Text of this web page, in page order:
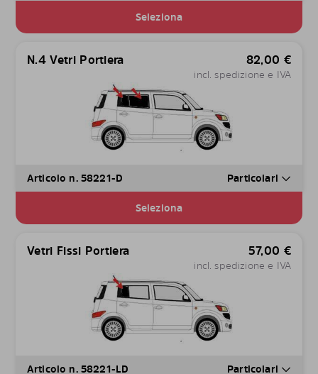
Seleziona
N.4 Vetri Portiera 82,00 €
incl. spedizione e IVA
Articolo n. 58221-D Particolari
Seleziona
Vetri Fissi Portiera 57,00 €
incl. spedizione e IVA
Articolo n. 58221-LD Particolari